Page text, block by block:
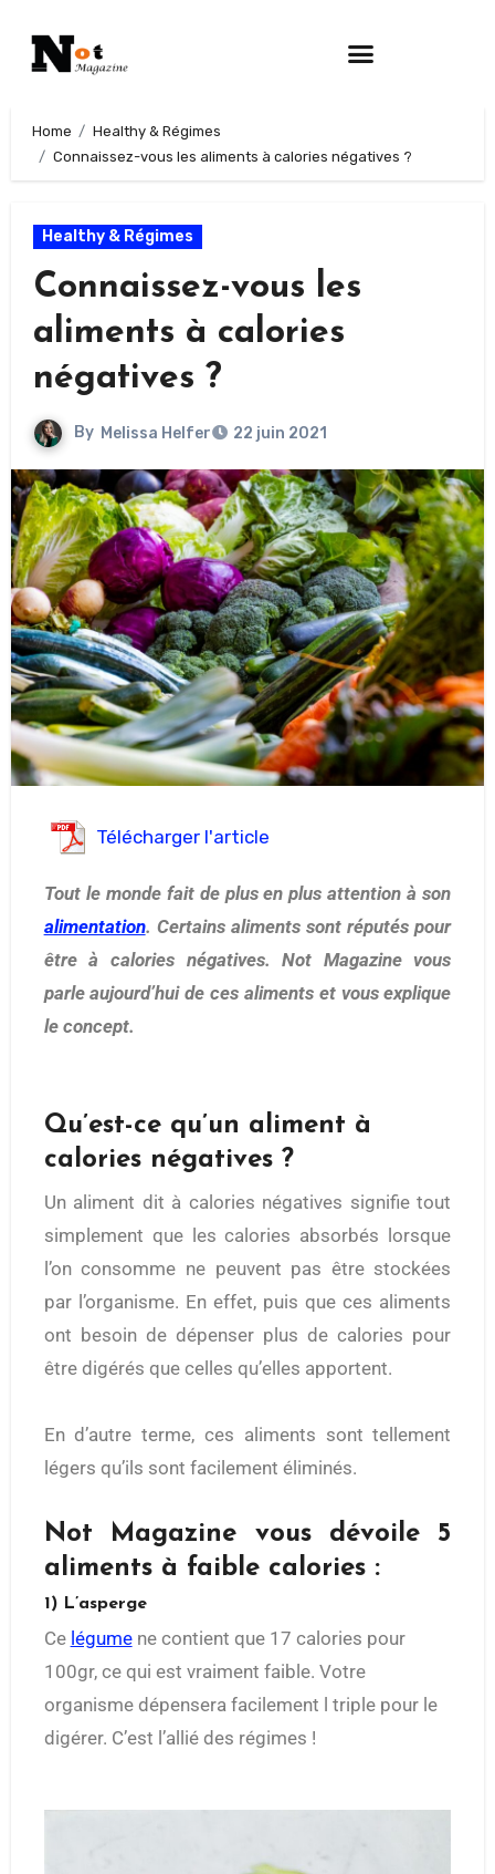
Home
Healthy & Régimes
Connaissez-vous les aliments à calories négatives ?
Healthy & Régimes
Connaissez-vous les
aliments à calories
négatives ?
By Melissa Helfer 22 juin 2021
Télécharger l'article
Tout le monde fait de plus en plus attention à son
alimentation. Certains aliments sont réputés pour
être à calories négatives. Not Magazine vous
parle aujourd’hui de ces aliments et vous explique
le concept.
Qu’est-ce qu’un aliment à
calories négatives ?
Un aliment dit à calories négatives signifie tout
simplement que les calories absorbés lorsque
l’on consomme ne peuvent pas être stockées
par l’organisme. En effet, puis que ces aliments
ont besoin de dépenser plus de calories pour
être digérés que celles qu’elles apportent.
En d’autre terme, ces aliments sont tellement
légers qu’ils sont facilement éliminés.
Not Magazine vous dévoile 5
aliments à faible calories :
1) L’asperge
Ce légumene contient que 17 calories pour
100gr, ce qui est vraiment faible. Votre
organisme dépensera facilement l triple pour le
digérer. C’est l’allié des régimes !